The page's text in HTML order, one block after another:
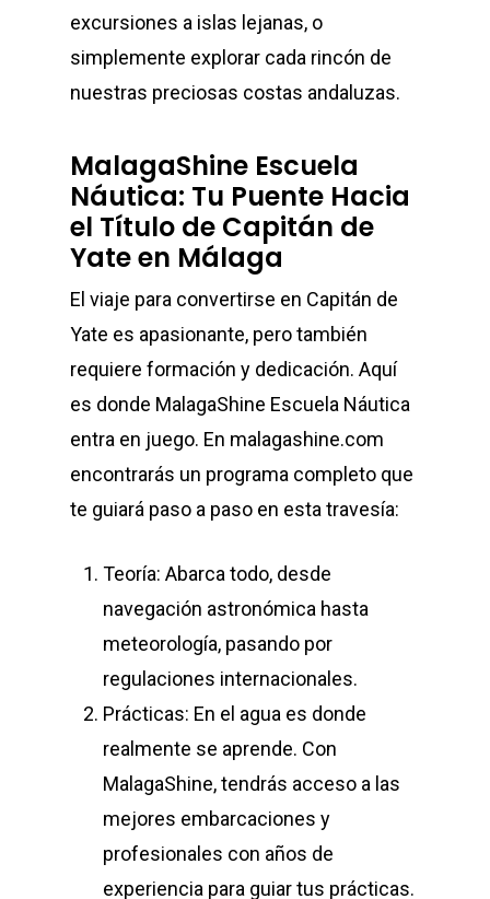
excursiones a islas lejanas, o
simplemente explorar cada rincón de
nuestras preciosas costas andaluzas.
MalagaShine Escuela
Náutica: Tu Puente Hacia
el Título de Capitán de
Yate en Málaga
El viaje para convertirse en Capitán de
Yate es apasionante, pero también
requiere formación y dedicación. Aquí
es donde MalagaShine Escuela Náutica
entra en juego. En malagashine.com
encontrarás un programa completo que
te guiará paso a paso en esta travesía:
Teoría: Abarca todo, desde
navegación astronómica hasta
meteorología, pasando por
regulaciones internacionales.
Prácticas: En el agua es donde
realmente se aprende. Con
MalagaShine, tendrás acceso a las
mejores embarcaciones y
profesionales con años de
experiencia para guiar tus prácticas.